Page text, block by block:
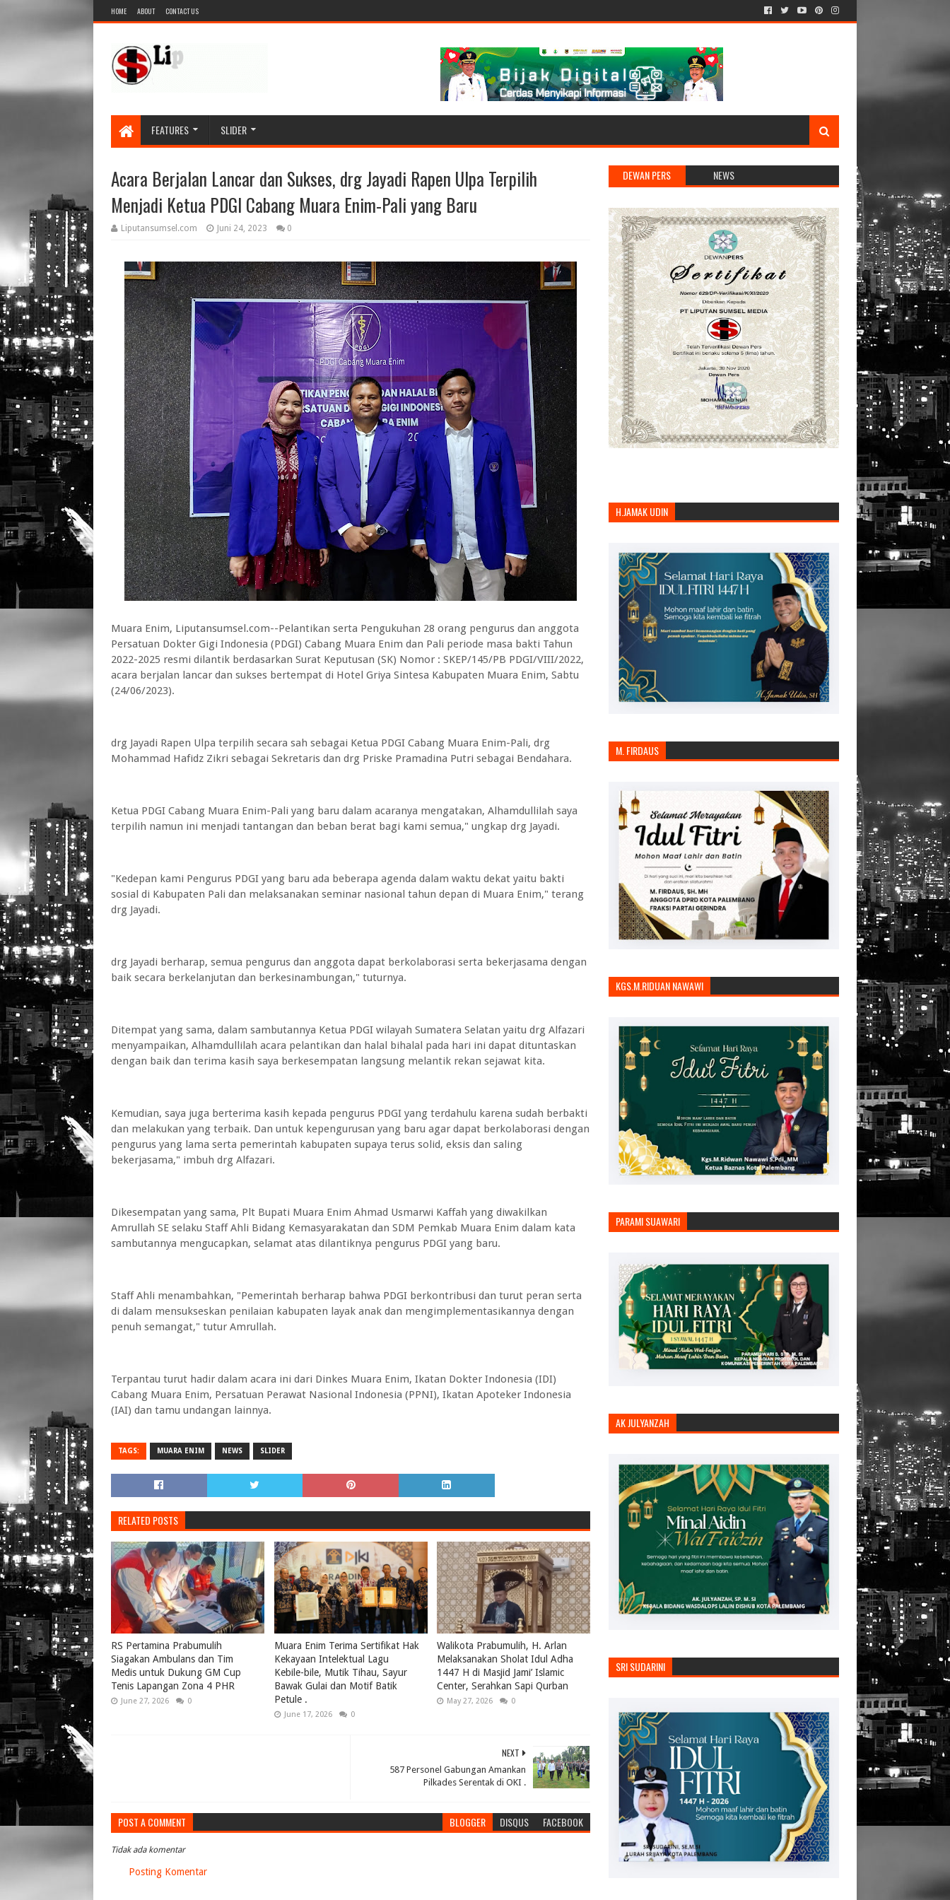
HOME ABOUT CONTACT US
FEATURES SLIDER
Acara Berjalan Lancar dan Sukses, drg Jayadi Rapen Ulpa Terpilih
Menjadi Ketua PDGI Cabang Muara Enim-Pali yang Baru
Liputansumsel.com Juni 24, 2023 0
Muara Enim, Liputansumsel.com--Pelantikan serta Pengukuhan 28 orang pengurus dan anggota
Persatuan Dokter Gigi Indonesia (PDGI) Cabang Muara Enim dan Pali periode masa bakti Tahun
2022-2025 resmi dilantik berdasarkan Surat Keputusan (SK) Nomor : SKEP/145/PB PDGI/VIII/2022,
acara berjalan lancar dan sukses bertempat di Hotel Griya Sintesa Kabupaten Muara Enim, Sabtu
(24/06/2023).
drg Jayadi Rapen Ulpa terpilih secara sah sebagai Ketua PDGI Cabang Muara Enim-Pali, drg
Mohammad Hafidz Zikri sebagai Sekretaris dan drg Priske Pramadina Putri sebagai Bendahara.
Ketua PDGI Cabang Muara Enim-Pali yang baru dalam acaranya mengatakan, Alhamdullilah saya
terpilih namun ini menjadi tantangan dan beban berat bagi kami semua," ungkap drg Jayadi.
"Kedepan kami Pengurus PDGI yang baru ada beberapa agenda dalam waktu dekat yaitu bakti
sosial di Kabupaten Pali dan melaksanakan seminar nasional tahun depan di Muara Enim," terang
drg Jayadi.
drg Jayadi berharap, semua pengurus dan anggota dapat berkolaborasi serta bekerjasama dengan
baik secara berkelanjutan dan berkesinambungan," tuturnya.
Ditempat yang sama, dalam sambutannya Ketua PDGI wilayah Sumatera Selatan yaitu drg Alfazari
menyampaikan, Alhamdullilah acara pelantikan dan halal bihalal pada hari ini dapat dituntaskan
dengan baik dan terima kasih saya berkesempatan langsung melantik rekan sejawat kita.
Kemudian, saya juga berterima kasih kepada pengurus PDGI yang terdahulu karena sudah berbakti
dan melakukan yang terbaik. Dan untuk kepengurusan yang baru agar dapat berkolaborasi dengan
pengurus yang lama serta pemerintah kabupaten supaya terus solid, eksis dan saling
bekerjasama," imbuh drg Alfazari.
Dikesempatan yang sama, Plt Bupati Muara Enim Ahmad Usmarwi Kaffah yang diwakilkan
Amrullah SE selaku Staff Ahli Bidang Kemasyarakatan dan SDM Pemkab Muara Enim dalam kata
sambutannya mengucapkan, selamat atas dilantiknya pengurus PDGI yang baru.
Staff Ahli menambahkan, "Pemerintah berharap bahwa PDGI berkontribusi dan turut peran serta
di dalam mensukseskan penilaian kabupaten layak anak dan mengimplementasikannya dengan
penuh semangat," tutur Amrullah.
Terpantau turut hadir dalam acara ini dari Dinkes Muara Enim, Ikatan Dokter Indonesia (IDI)
Cabang Muara Enim, Persatuan Perawat Nasional Indonesia (PPNI), Ikatan Apoteker Indonesia
(IAI) dan tamu undangan lainnya.
TAGS: MUARA ENIM NEWS SLIDER
RELATED POSTS
RS Pertamina Prabumulih
Siagakan Ambulans dan Tim
Medis untuk Dukung GM Cup
Tenis Lapangan Zona 4 PHR
June 27, 2026 0
Muara Enim Terima Sertifikat Hak
Kekayaan Intelektual Lagu
Kebile-bile, Mutik Tihau, Sayur
Bawak Gulai dan Motif Batik
Petule .
June 17, 2026 0
Walikota Prabumulih, H. Arlan
Melaksanakan Sholat Idul Adha
1447 H di Masjid Jami’ Islamic
Center, Serahkan Sapi Qurban
May 27, 2026 0
NEXT
587 Personel Gabungan Amankan
Pilkades Serentak di OKI .
POST A COMMENT BLOGGER DISQUS FACEBOOK
Tidak ada komentar
Posting Komentar
DEWAN PERS NEWS
H.JAMAK UDIN
M. FIRDAUS
KGS.M.RIDUAN NAWAWI
PARAMI SUAWARI
AK JULYANZAH
SRI SUDARINI